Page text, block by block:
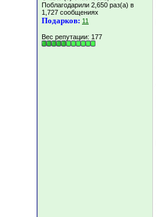
Поблагодарили 2,650 раз(а) в
1,727 сообщениях
Подарков: 11
Вес репутации: 177